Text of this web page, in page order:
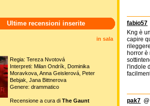
fabio57
Kng è
capire
horror è
l'indole
pak7
Ultime recensioni inserite
in sala
Regia: Tereza Nvotová
Interpreti: Milan Ondrík, Dominika
Moravkova, Anna Geislerová, Peter
Bebjak, Jana Bittnerova
Genere: drammatico
Recensione a cura di The Gaunt